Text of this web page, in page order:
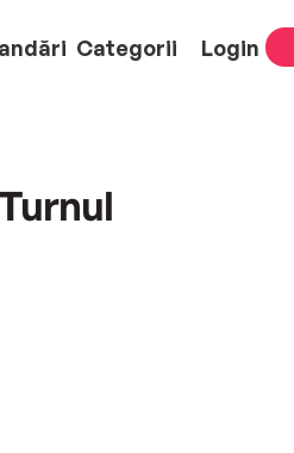
Categorii Login